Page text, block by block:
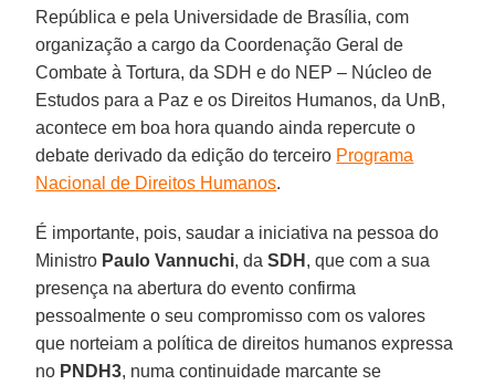
República e pela Universidade de Brasília, com
organização a cargo da Coordenação Geral de
Combate à Tortura, da SDH e do NEP – Núcleo de
Estudos para a Paz e os Direitos Humanos, da UnB,
acontece em boa hora quando ainda repercute o
debate derivado da edição do terceiro Programa
Nacional de Direitos Humanos.
É importante, pois, saudar a iniciativa na pessoa do
Ministro Paulo Vannuchi, daSDH , que com a sua
presença na abertura do evento confirma
pessoalmente o seu compromisso com os valores
que norteiam a política de direitos humanos expressa
no PNDH3, numa continuidade marcante se